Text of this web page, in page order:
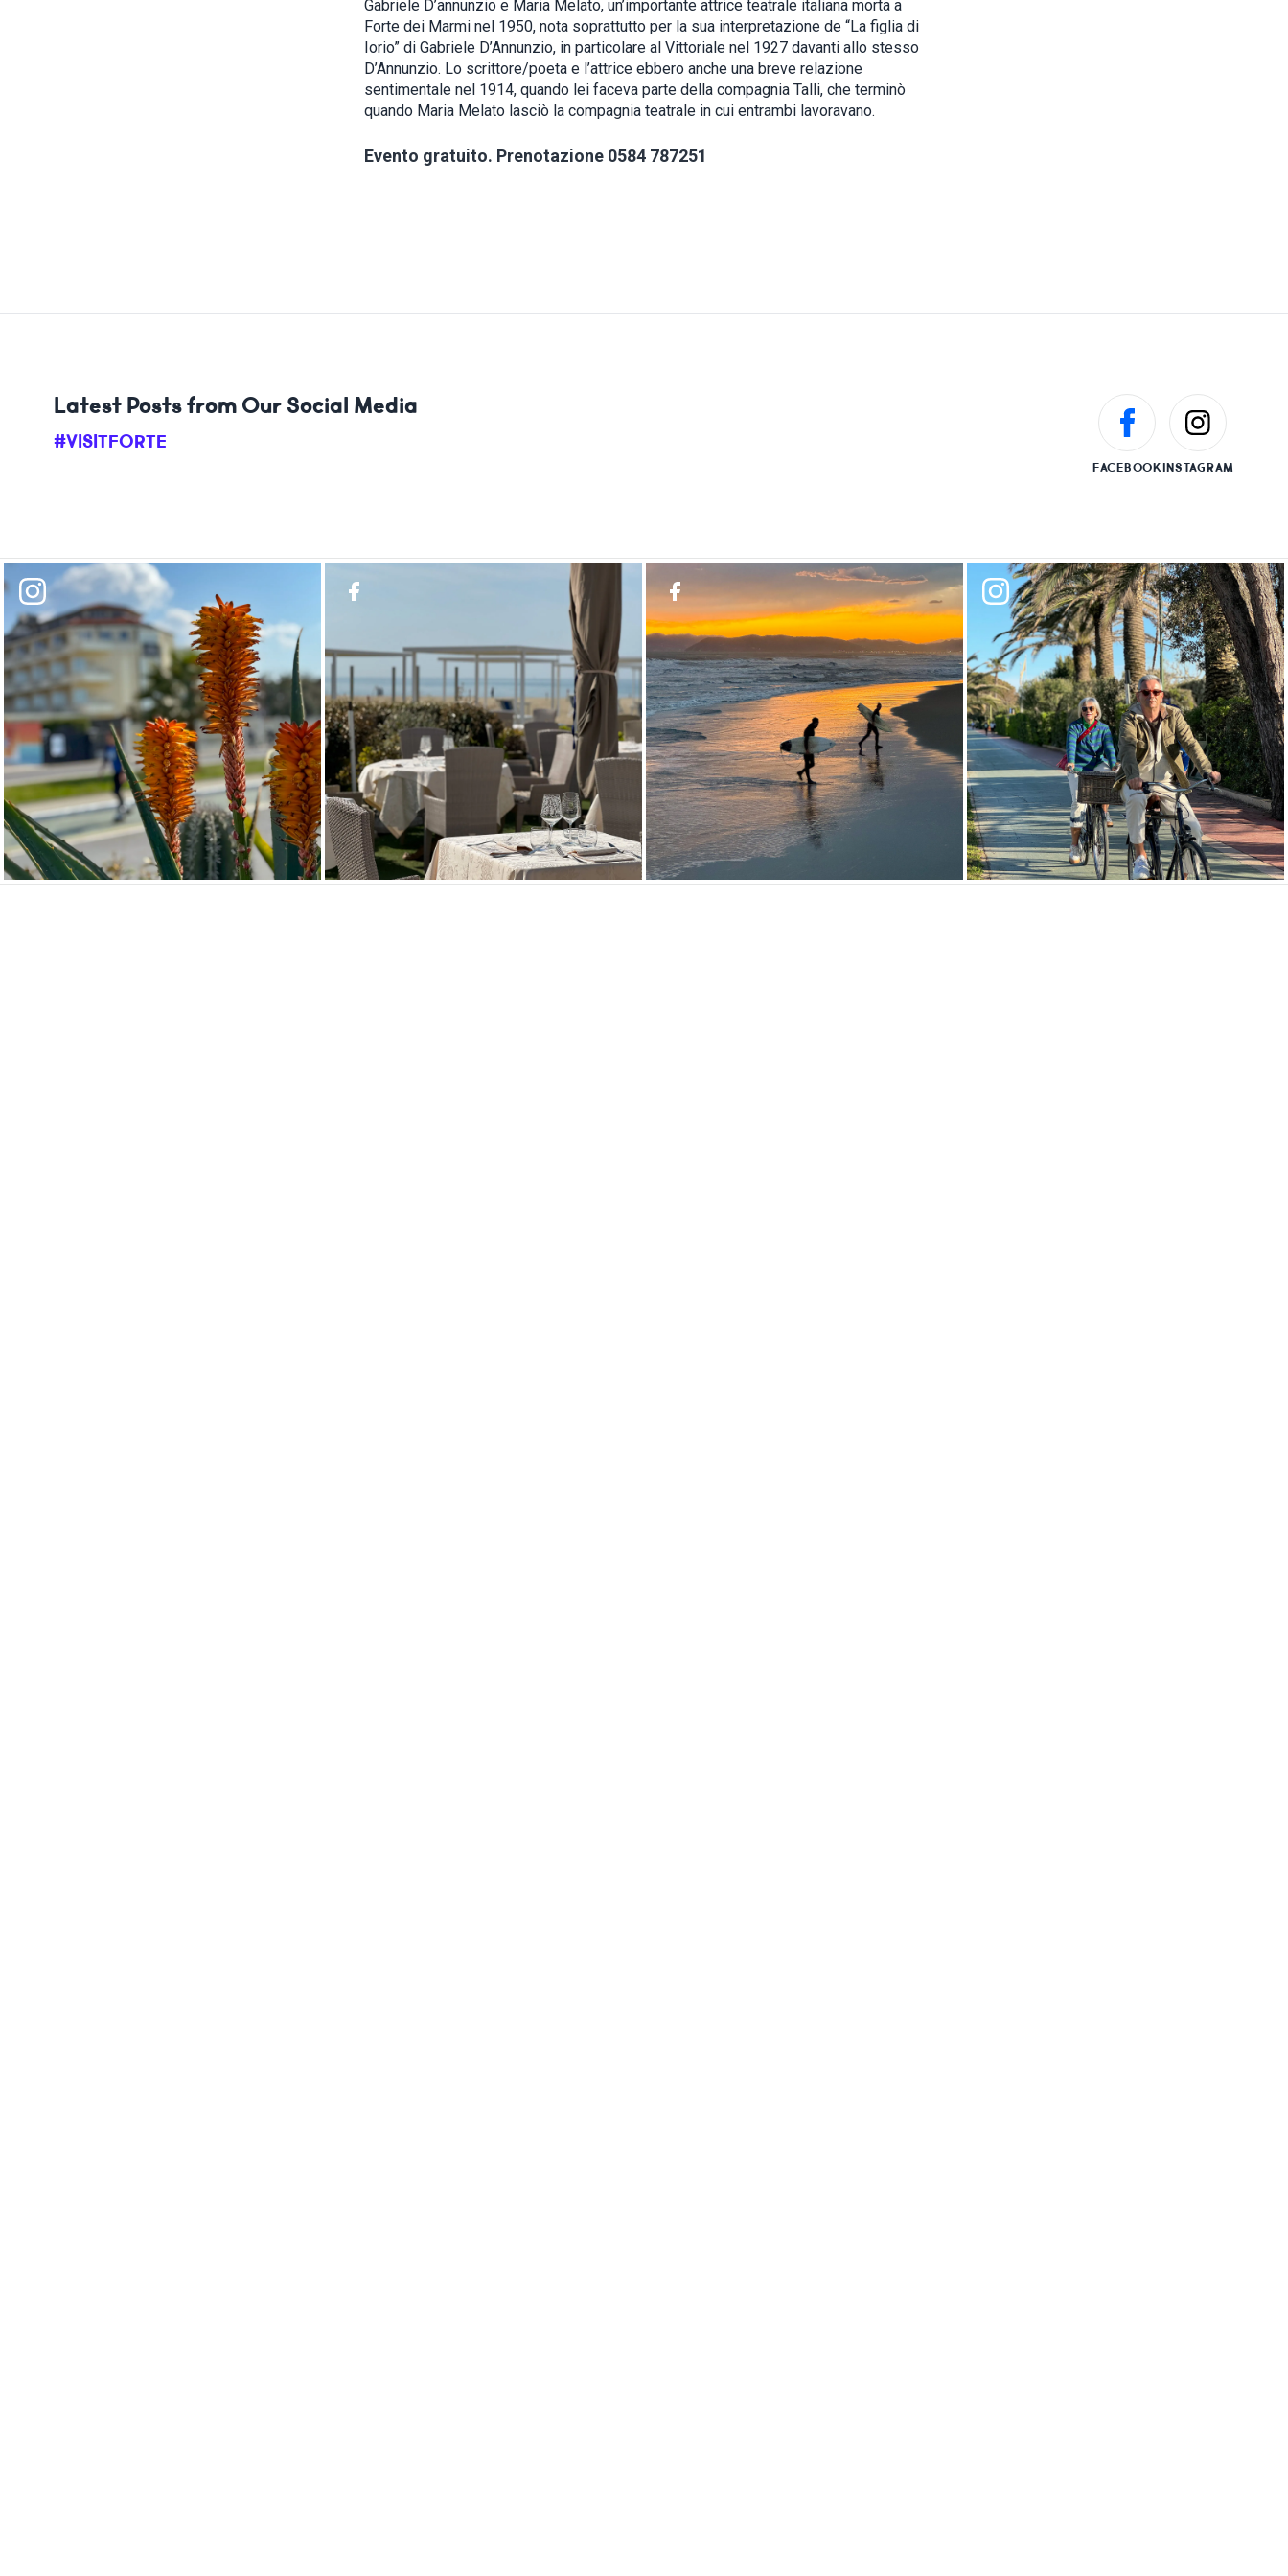
Gabriele D’annunzio e Maria Melato, un’importante attrice teatrale italiana morta a
Forte dei Marmi nel 1950, nota soprattutto per la sua interpretazione de “La figlia di
Iorio” di Gabriele D’Annunzio, in particolare al Vittoriale nel 1927 davanti allo stesso
D’Annunzio. Lo scrittore/poeta e l’attrice ebbero anche una breve relazione
sentimentale nel 1914, quando lei faceva parte della compagnia Talli, che terminò
quando Maria Melato lasciò la compagnia teatrale in cui entrambi lavoravano.
Evento gratuito. Prenotazione 0584 787251
Latest Posts from Our Social Media
#VISITFORTE
FACEBOOKINSTAGRAM